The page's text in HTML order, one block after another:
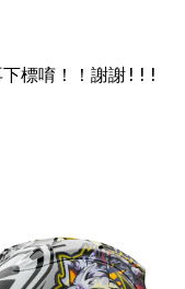
下標唷！！謝謝!!!